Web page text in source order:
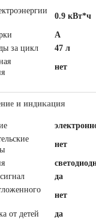
0.9 кВт*ч
A
за цикл
47 л
нет
и индикация
нет
да
нет
от детей да